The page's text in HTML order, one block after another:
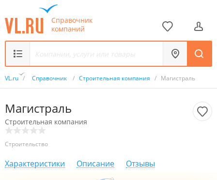
Справочник
компаний
VL.ru / Справочник / Строительная компания / Магистраль
Магистраль
Строительная компания
Строительство
Характеристики Описание Отзывы